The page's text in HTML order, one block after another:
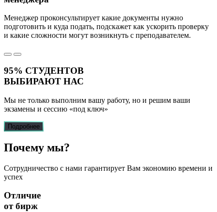
Менеджер проконсультирует какие документы нужно
подготовить и куда подать, подскажет как ускорить проверку
и какие сложности могут возникнуть с преподавателем.
95% СТУДЕНТОВ
ВЫБИРАЮТ НАС
Мы не только выполним вашу работу, но и решим ваши
экзамены и сессию «под ключ»
Подробнее
Почему мы?
Сотрудничество с нами гарантирует Вам экономию времени и
успех
Отличие
от бирж